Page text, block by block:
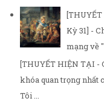
Kỳ 31] -
mạng về
[THUYẾT HIỆN TẠI -
khóa quan trọng nhất
Tôi ...